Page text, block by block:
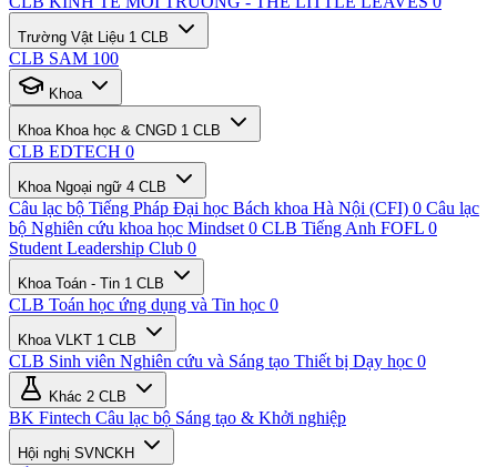
Trường Vật Liệu 1 CLB
CLB SAM 100
Khoa
Khoa Khoa học & CNGD 1 CLB
CLB EDTECH 0
Khoa Ngoại ngữ 4 CLB
Câu lạc bộ Tiếng Pháp Đại học Bách khoa Hà Nội (CFI) 0 Câu lạc
bộ Nghiên cứu khoa học Mindset 0 CLB Tiếng Anh FOFL 0
Student Leadership Club 0
Khoa Toán - Tin 1 CLB
CLB Toán học ứng dụng và Tin học 0
Khoa VLKT 1 CLB
CLB Sinh viên Nghiên cứu và Sáng tạo Thiết bị Dạy học 0
Khác 2 CLB
BK Fintech Câu lạc bộ Sáng tạo & Khởi nghiệp
Hội nghị SVNCKH